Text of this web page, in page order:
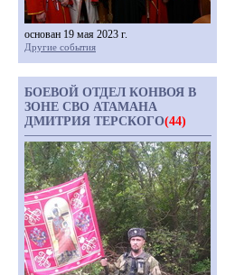
основан 19 мая 2023 г.
Другие события
БОЕВОЙ ОТДЕЛ КОНВОЯ В
ЗОНЕ СВО АТАМАНА
ДМИТРИЯ ТЕРСКОГО(44)